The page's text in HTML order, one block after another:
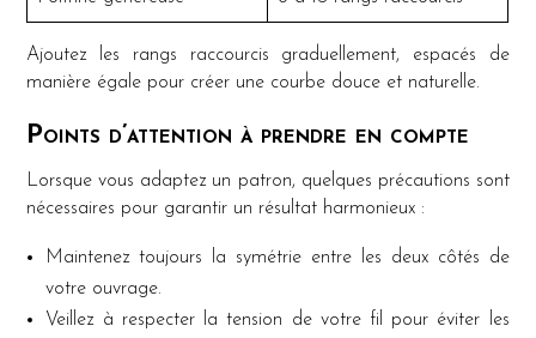
Ajoutez les rangs raccourcis graduellement, espacés de
manière égale pour créer une courbe douce et naturelle.
Points d’attention à prendre en compte
Lorsque vous adaptez un patron, quelques précautions sont
nécessaires pour garantir un résultat harmonieux :
Maintenez toujours la symétrie entre les deux côtés de
votre ouvrage.
Veillez à respecter la tension de votre fil pour éviter les